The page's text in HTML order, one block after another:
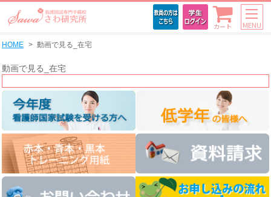
カート MENU
HOME 動画で見る_在宅
動画で見る_在宅